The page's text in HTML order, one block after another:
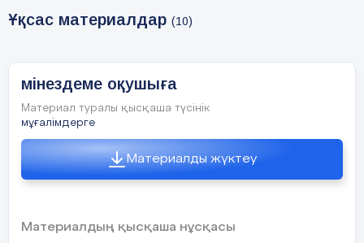
Ұқсас материалдар (10)
мінездеме оқушыға
Материал туралы қысқаша түсінік
мұғалімдерге
Материалды жүктеу
Материалдың қысқаша нұсқасы